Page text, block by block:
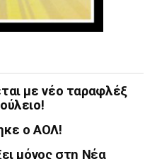
με νέο ταραφλέξ
ο ΑΟΛ!
μόνος στη Νέα